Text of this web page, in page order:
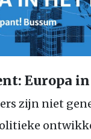
Europa
zijn niet